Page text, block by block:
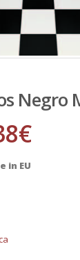
Negro
€
in EU